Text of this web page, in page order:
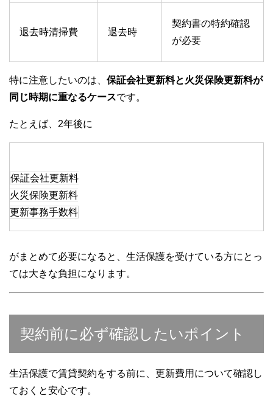
退去時清掃費 退去時
契約書の特約確認
が必要
特に注意したいのは、 保証会社更新料と火災保険更新料が
同じ時期に重なるケースです。
たとえば、2年後に
保証会社更新料
火災保険更新料
更新事務手数料
がまとめて必要になると、生活保護を受けている方にとっ
ては大きな負担になります。
契約前に必ず確認したいポイント
生活保護で賃貸契約をする前に、更新費用について確認し
ておくと安心です。